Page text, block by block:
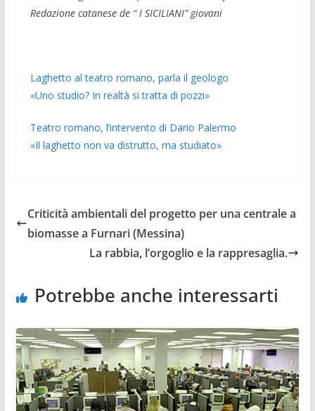
Redazione catanese de “ I SICILIANI” giovani
Laghetto al teatro romano, parla il geologo
«Uno studio? In realtà si tratta di pozzi»
Teatro romano, l’intervento di Dario Palermo
«Il laghetto non va distrutto, ma studiato»
Criticità ambientali del progetto per una centrale a
biomasse a Furnari (Messina)
La rabbia, l’orgoglio e la rappresaglia.
Potrebbe anche interessarti